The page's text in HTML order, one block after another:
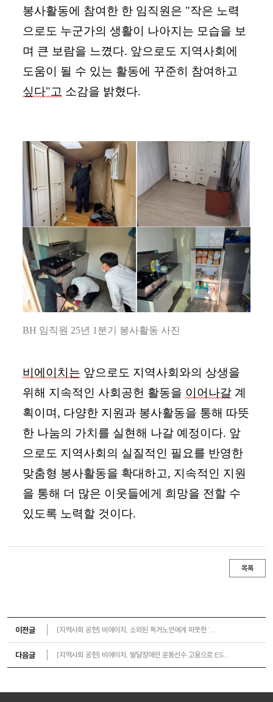
봉사활동에 참여한 한 임직원은 "작은 노력
으로도 누군가의 생활이 나아지는 모습을 보
며 큰 보람을 느꼈다. 앞으로도 지역사회에
도움이 될 수 있는 활동에 꾸준히 참여하고
싶다"고 소감을 밝혔다.
BH 임직원 25년 1 분기 봉사활동 사진
비에이치는 앞으로도 지역사회와의 상생을
위해 지속적인 사회공헌 활동을 이어나갈계
획이며, 다양한 지원과 봉사활동을 통해 따뜻
한 나눔의 가치를 실현해 나갈 예정이다. 앞
으로도 지역사회의 실질적인 필요를 반영한
맞춤형 봉사활동을 확대하고, 지속적인 지원
을 통해 더 많은 이웃들에게 희망을 전할 수
있도록 노력할 것이다.
목록
이전글 [지역사회 공헌] 비에이치, 소외된 독거노인에게 따뜻한 ‘...
다음글 [지역사회 공헌] 비에이치, 발달장애인 운동선수 고용으로 ES...